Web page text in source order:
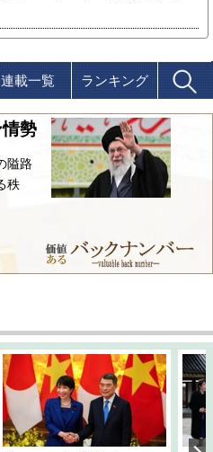
連載一覧 ランキング
勢
隘路
秩